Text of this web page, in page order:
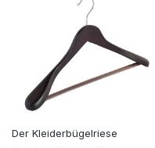
Der Kleiderbügelriese